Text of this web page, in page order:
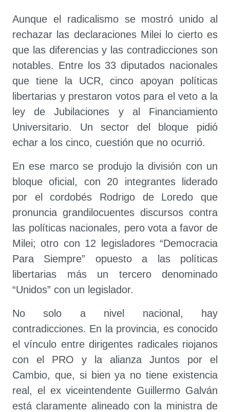
Aunque el radicalismo se mostró unido al
rechazar las declaraciones Milei lo cierto es
que las diferencias y las contradicciones son
notables. Entre los 33 diputados nacionales
que tiene la UCR, cinco apoyan políticas
libertarias y prestaron votos para el veto a la
ley de Jubilaciones y al Financiamiento
Universitario. Un sector del bloque pidió
echar a los cinco, cuestión que no ocurrió.
En ese marco se produjo la división con un
bloque oficial, con 20 integrantes liderado
por el cordobés Rodrigo de Loredo que
pronuncia grandilocuentes discursos contra
las políticas nacionales, pero vota a favor de
Milei; otro con 12 legisladores “Democracia
Para Siempre” opuesto a las políticas
libertarias más un tercero denominado
“Unidos” con un legislador.
No solo a nivel nacional, hay
contradicciones. En la provincia, es conocido
el vínculo entre dirigentes radicales riojanos
con el PRO y la alianza Juntos por el
Cambio, que, si bien ya no tiene existencia
real, el ex viceintendente Guillermo Galván
está claramente alineado con la ministra de